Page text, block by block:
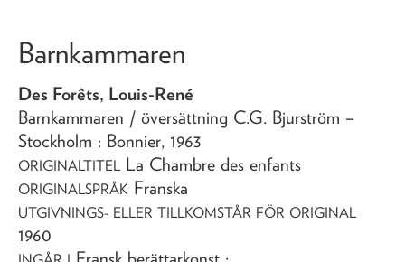
Barnkammaren
Des Forêts, Louis-René
Barnkammaren / översättning C.G. Bjurström –
Stockholm : Bonnier, 1963
ORIGINALTITEL La Chambre des enfants
ORIGINALSPRÅK Franska
UTGIVNINGS- ELLER TILLKOMSTÅR FÖR ORIGINAL
1960